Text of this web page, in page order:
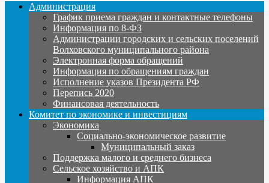
Администрация
График приема граждан и контактные телефоны
Информация по 8-ФЗ
Администрации городских и сельских поселений
Волховского муниципального района
Электронная форма обращений
Информация по обращениям граждан
Исполнение указов Президента РФ
Перепись 2020
Финансовая деятельность
Комитет по экономике и инвестициям
Экономика
Социально-экономическое развитие
Муниципальный заказ
Поддержка малого и среднего бизнеса
Сельское хозяйство и АПК
Информация АПК